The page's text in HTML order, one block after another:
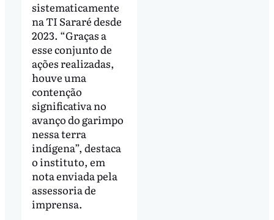
sistematicamente
na TI Sararé desde
2023. “Graças a
esse conjunto de
ações realizadas,
houve uma
contenção
significativa no
avanço do garimpo
nessa terra
indígena”, destaca
o instituto, em
nota enviada pela
assessoria de
imprensa.